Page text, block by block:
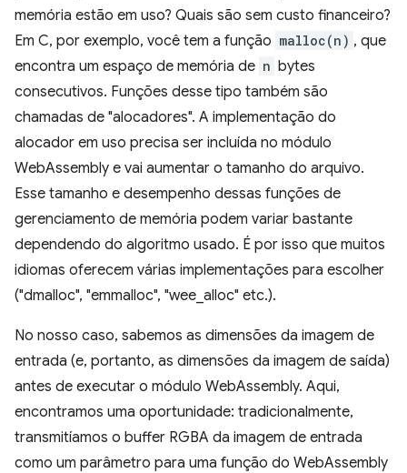
memória estão em uso? Quais são sem custo financeiro?
Em C, por exemplo, você tem a função malloc(n) , que
encontra um espaço de memória de n bytes
consecutivos. Funções desse tipo também são
chamadas de "alocadores". A implementação do
alocador em uso precisa ser incluída no módulo
WebAssembly e vai aumentar o tamanho do arquivo.
Esse tamanho e desempenho dessas funções de
gerenciamento de memória podem variar bastante
dependendo do algoritmo usado. É por isso que muitos
idiomas oferecem várias implementações para escolher
("dmalloc", "emmalloc", "wee_alloc" etc.).
No nosso caso, sabemos as dimensões da imagem de
entrada (e, portanto, as dimensões da imagem de saída)
antes de executar o módulo WebAssembly. Aqui,
encontramos uma oportunidade: tradicionalmente,
transmitíamos o buffer RGBA da imagem de entrada
como um parâmetro para uma função do WebAssembly